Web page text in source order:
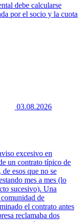
debe calcularse
por el socio y la cuota
03.08.2026
excesivo en
un contrato típico de
esos que no se
mes a mes (lo
sucesivo). Una
de
el contrato antes
reclamaba dos